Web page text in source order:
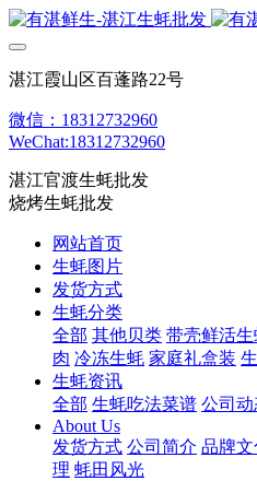
湛江霞山区百蓬路22号
微信：18312732960
WeChat:18312732960
湛江官渡生蚝批发
烧烤生蚝批发
网站首页
生蚝图片
发货方式
生蚝分类
全部 其他贝类 带壳鲜活生
肉 冷冻生蚝 家庭礼盒装
生蚝资讯
全部 生蚝吃法菜谱 公司动
About Us
发货方式 公司简介 品牌文
理 蚝田风光